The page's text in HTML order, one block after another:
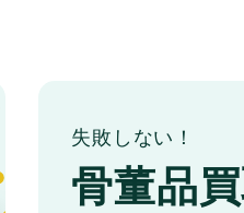
失敗しない！
骨董品